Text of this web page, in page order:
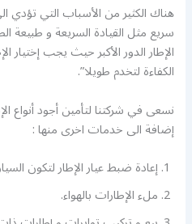
هناك الكثير من الأسباب التي تؤدي
سريع مثل القيادة السريعة و طبيعة
الإطار الدور الأكبر حيث يجب إختيار
الكفاءة لتخدم طويلا”.
نسعى في شركتنا لتأمين أجود أنواع
إضافة الى خدمات اخرى منها :
إعادة ضبط عيار الإطار لتكون
ملء الإطارات بالهواء.